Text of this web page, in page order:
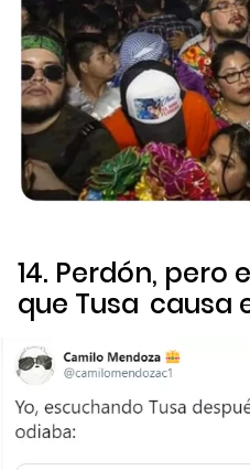
14. Perdón, pero
que Tusa causa